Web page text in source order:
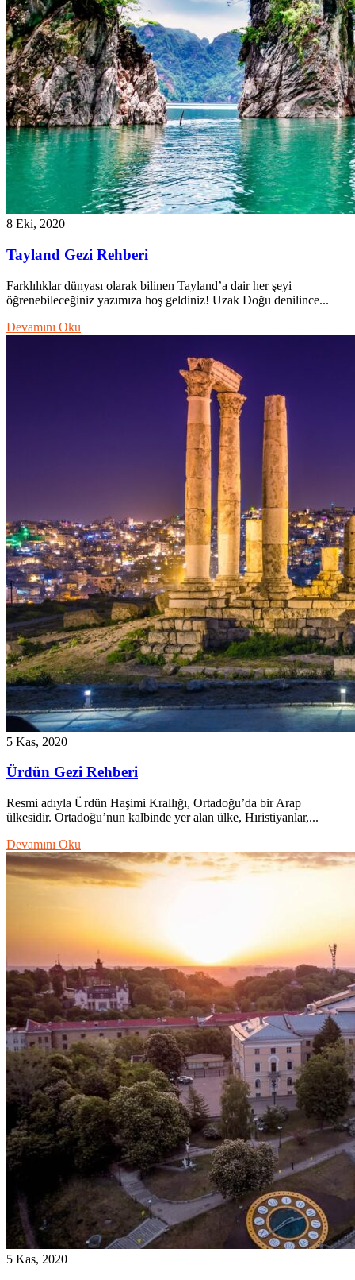
8 Eki, 2020
Tayland Gezi Rehberi
Farklılıklar dünyası olarak bilinen Tayland’a dair her şeyi
öğrenebileceğiniz yazımıza hoş geldiniz! Uzak Doğu denilince...
Devamını Oku
5 Kas, 2020
Ürdün Gezi Rehberi
Resmi adıyla Ürdün Haşimi Krallığı, Ortadoğu’da bir Arap
ülkesidir. Ortadoğu’nun kalbinde yer alan ülke, Hıristiyanlar,...
Devamını Oku
5 Kas, 2020